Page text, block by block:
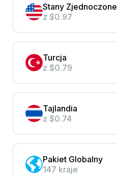
Stany Zjednoczone
z $0.97
Turcja
z $0.79
Tajlandia
z $0.74
Pakiet Globalny
147 kraje